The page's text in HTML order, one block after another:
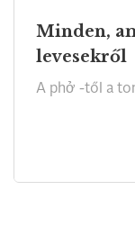
Minden,
levesekről
A phở -től a